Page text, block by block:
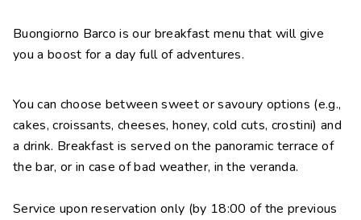
Arbeite mit uns
LINGUE
Buongiorno Barco is our breakfast menu that will give
you a boost for a day full of adventures.
You can choose between sweet or savoury options (e.g.,
cakes, croissants, cheeses, honey, cold cuts, crostini) and
a drink. Breakfast is served on the panoramic terrace of
the bar, or in case of bad weather, in the veranda.
Service upon reservation only (by 18:00 of the previous